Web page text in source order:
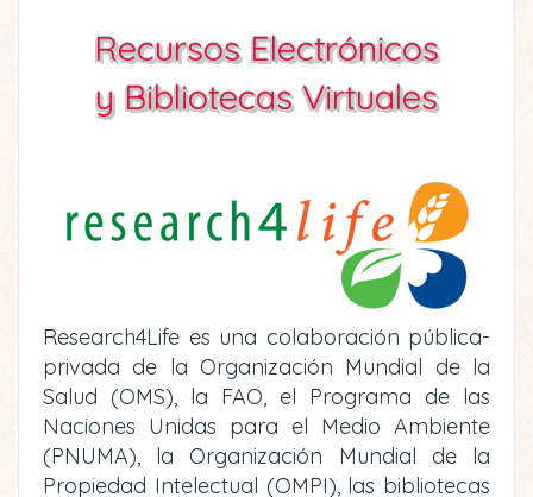
Recursos Electrónicos
y Bibliotecas Virtuales
Research4Life es una colaboración pública-
privada de la Organización Mundial de la
Salud (OMS), la FAO, el Programa de las
Naciones Unidas para el Medio Ambiente
(PNUMA), la Organización Mundial de la
Propiedad Intelectual (OMPI), las bibliotecas